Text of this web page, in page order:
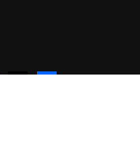
facebook-
x